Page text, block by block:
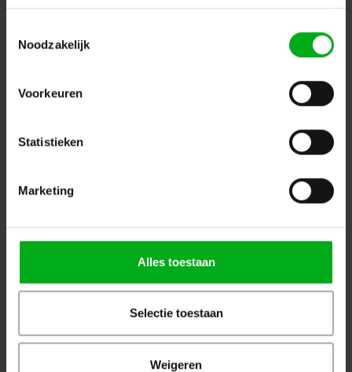
Noodzakelijk
Voorkeuren
Statistieken
Marketing
Alles toestaan
Selectie toestaan
Weigeren
Neutrik |NL4MDXX-V-3
Neutrik | NL8MD-V-BAG | speakON 8-polig chassis PCB-
NL8MD-V-BAG